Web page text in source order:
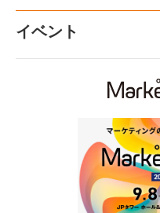
イベント